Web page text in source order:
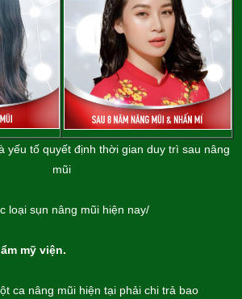
yếu tố quyết định thời gian duy trì sau nâng
mũi
loại sụn nâng mũi hiện nay/
mỹ viện.
ca nâng mũi hiện tại phải chi trả bao